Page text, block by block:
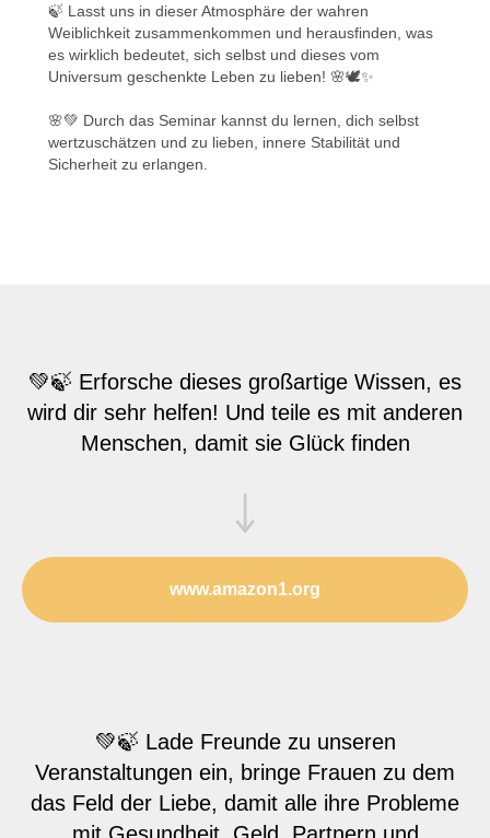
🍃 Lasst uns in dieser Atmosphäre der wahren
Weiblichkeit zusammenkommen und herausfinden, was
es wirklich bedeutet, sich selbst und dieses vom
Universum geschenkte Leben zu lieben! 🌸🕊️✨
🌸💚 Durch das Seminar kannst du lernen, dich selbst
wertzuschätzen und zu lieben, innere Stabilität und
Sicherheit zu erlangen.
💚🍃 Erforsche dieses großartige Wissen, es
wird dir sehr helfen! Und teile es mit anderen
Menschen, damit sie Glück finden
www.amazon1.org
💚🍃 Lade Freunde zu unseren
Veranstaltungen ein, bringe Frauen zu dem
das Feld der Liebe, damit alle ihre Probleme
mit Gesundheit, Geld, Partnern und